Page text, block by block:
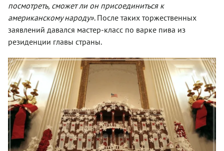
посмотреть, сможет ли он присоединиться к
американскому народу». После таких торжественных
заявлений давался мастер-класс по варке пива из
резиденции главы страны.